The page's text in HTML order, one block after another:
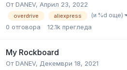
ОтDANEV, Април 23, 2022
overdrive aliexpress (и %d още)
0 отговора 12.1k прегледа
My Rockboard
ОтDANEV, Декември 18, 2021